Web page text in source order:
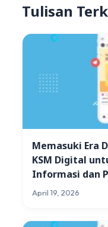
Tulisan
Memasuki Era
KSM Digital
Informasi dan
April 19, 2026